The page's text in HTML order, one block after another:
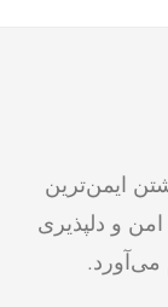
ایمن‌ترین
و دلپذیری
می‌آورد.